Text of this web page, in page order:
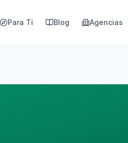
Para Ti Blog Agencias